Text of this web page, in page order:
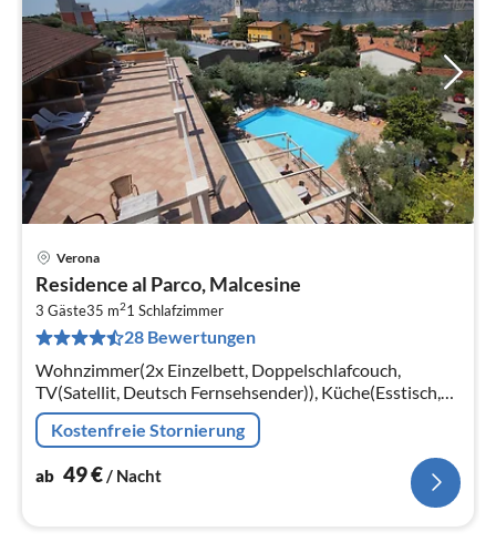
Verona
Residence al Parco, Malcesine
3 Gäste35 m21 Schlafzimmer
28 Bewertungen
Wohnzimmer(2x Einzelbett, Doppelschlafcouch,
TV(Satellit, Deutsch Fernsehsender)), Küche(Esstisch,
Kochplatte(2 Kochplatten, elektrisch)
Kostenfreie Stornierung
ab 49€/ Nacht